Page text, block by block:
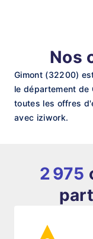
Nos
Gimont (32200)
le département de
toutes les offres
avec iziwork.
2 975